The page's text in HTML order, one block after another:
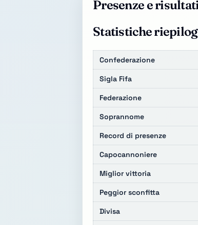
Presenze e
Statistiche
Confederazione
Sigla Fifa
Federazione
Soprannome
Record di presenze
Capocannoniere
Miglior vittoria
Peggior sconfitta
Divisa